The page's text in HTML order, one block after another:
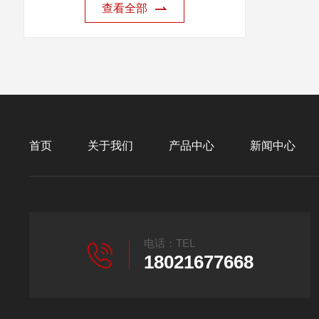
查看全部
首页 关于我们 产品中心 新闻中心
电话：TEL
18021677668